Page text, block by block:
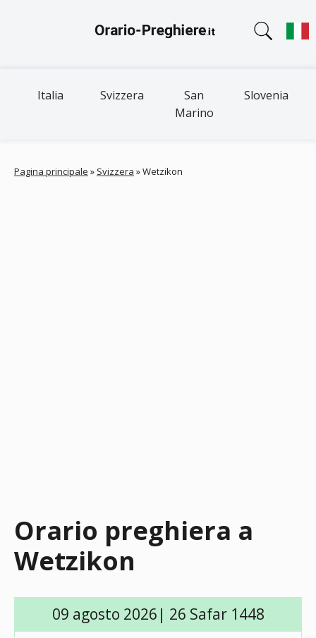
Italia Svizzera
San
Marino
Slovenia
Pagina principale » Svizzera »Wetzikon
Orario preghiera a
Wetzikon
09 agosto 2026| 26 Safar 1448